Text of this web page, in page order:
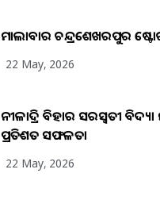
ମାଲାବାର ଚନ୍ଦ୍ରଶେଖରପୁର
22 May, 2026
ନୀଳାଦ୍ରି ବିହାର ସରସ୍ୱତୀ
ପ୍ରତିଶତ ସଫଳତା
22 May, 2026